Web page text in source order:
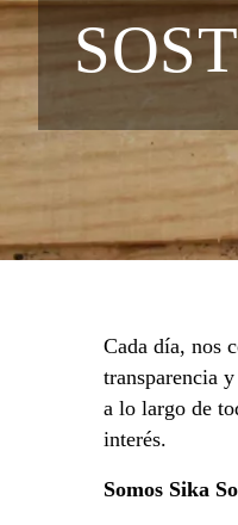
Cada día, nos
transparencia
a lo largo de
interés.
Somos Sika